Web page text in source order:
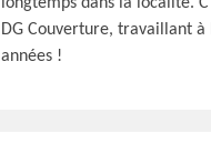
DG Couverture, travaillant à
années !